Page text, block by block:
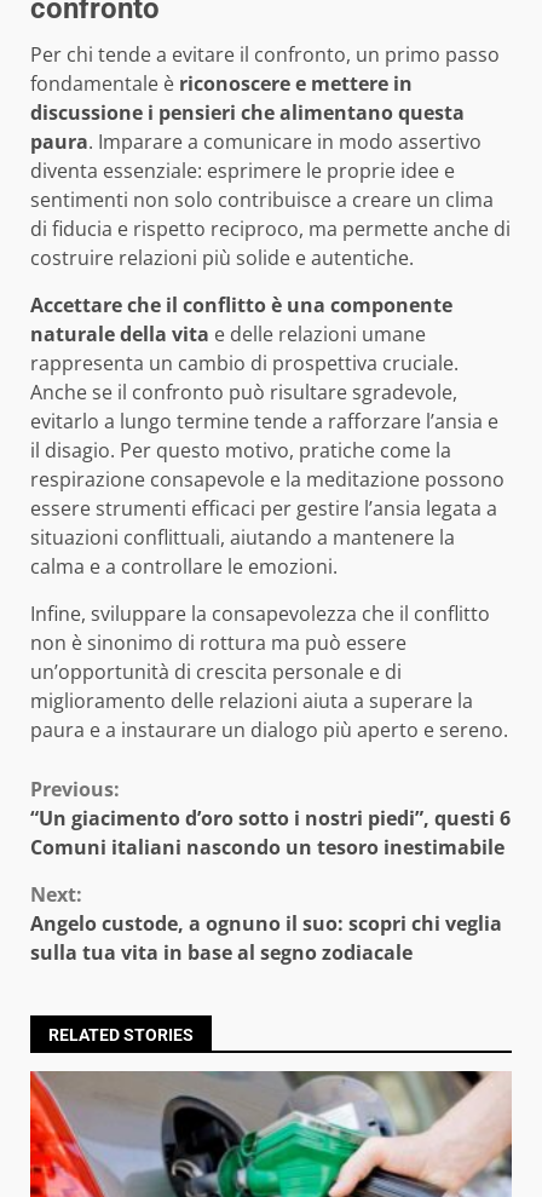
confronto
Per chi tende a evitare il confronto, un primo passo
fondamentale è riconoscere e mettere in
discussione i pensieri che alimentano questa
paura. Imparare a comunicare in modo assertivo
diventa essenziale: esprimere le proprie idee e
sentimenti non solo contribuisce a creare un clima
di fiducia e rispetto reciproco, ma permette anche di
costruire relazioni più solide e autentiche.
Accettare che il conflitto è una componente
naturale della vita e delle relazioni umane
rappresenta un cambio di prospettiva cruciale.
Anche se il confronto può risultare sgradevole,
evitarlo a lungo termine tende a rafforzare l’ansia e
il disagio. Per questo motivo, pratiche come la
respirazione consapevole e la meditazione possono
essere strumenti efficaci per gestire l’ansia legata a
situazioni conflittuali, aiutando a mantenere la
calma e a controllare le emozioni.
Infine, sviluppare la consapevolezza che il conflitto
non è sinonimo di rottura ma può essere
un’opportunità di crescita personale e di
miglioramento delle relazioni aiuta a superare la
paura e a instaurare un dialogo più aperto e sereno.
Continue
Reading
Previous:
“Un giacimento d’oro sotto i nostri piedi”, questi 6
Comuni italiani nascondo un tesoro inestimabile
Next:
Angelo custode, a ognuno il suo: scopri chi veglia
sulla tua vita in base al segno zodiacale
RELATED STORIES